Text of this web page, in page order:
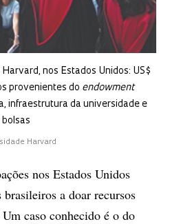
nos Estados Unidos: US$
provenientes do endowment
infraestrutura da universidade e
bolsas
Harvard
nos Estados Unidos
a doar recursos
caso conhecido é o do